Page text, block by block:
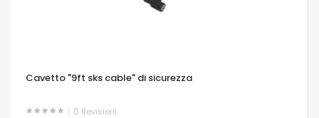
Cavetto "9ft sks cable" di sicurezza
0 Revisioni